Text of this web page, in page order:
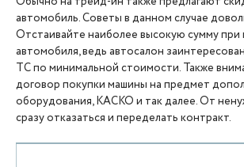
автомобиль. Советы в данном случае
Отстаивайте наиболее высокую сумму
автомобиля, ведь автосалон
ТС по минимальной стоимости. Также
договор покупки машины на предмет
оборудования, КАСКО и так далее. От
сразу отказаться и переделать контракт.